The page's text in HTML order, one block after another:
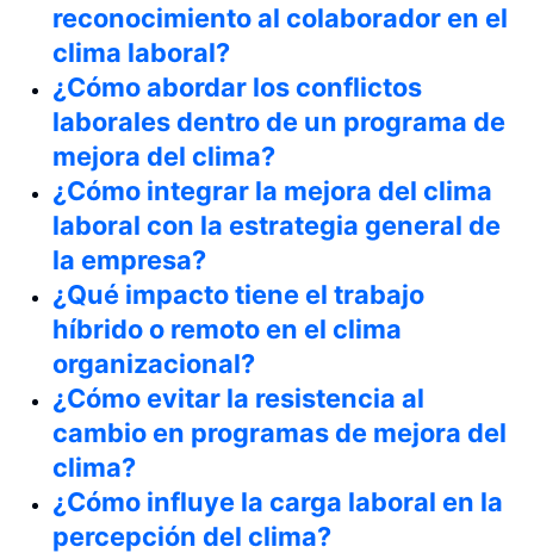
reconocimiento al colaborador en el
clima laboral?
¿Cómo abordar los conflictos
laborales dentro de un programa de
mejora del clima?
¿Cómo integrar la mejora del clima
laboral con la estrategia general de
la empresa?
¿Qué impacto tiene el trabajo
híbrido o remoto en el clima
organizacional?
¿Cómo evitar la resistencia al
cambio en programas de mejora del
clima?
¿Cómo influye la carga laboral en la
percepción del clima?